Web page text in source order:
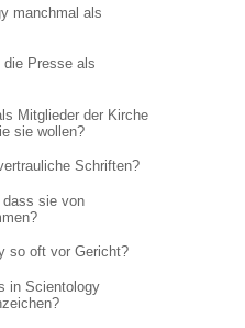
manchmal als
die Presse als
Mitglieder der Kirche
sie wollen?
Schriften?
dass sie von
so oft vor Gericht?
in Scientology